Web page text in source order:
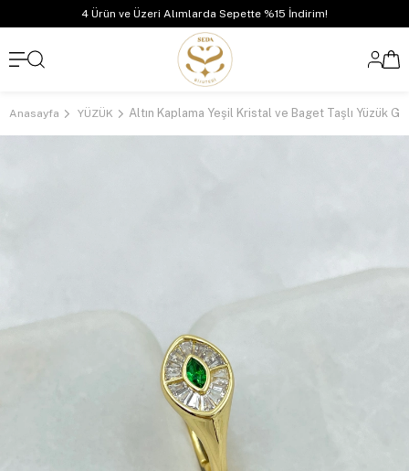
4 Ürün ve Üzeri Alımlarda Sepette %15 İndirim!
Anasayfa YÜZÜK Altın Kaplama Yeşil Kristal ve Baget Taşlı Yüzük